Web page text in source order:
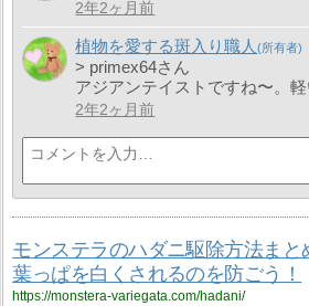
2年2ヶ月前
植物を愛する斑入り職人
> primex64さん
アジアンテイストですね〜。軽
2年2ヶ月前
モンステラのハダニ駆除方法まと
葉っぱを白くされるのを防ごう！
https://monstera-variegata.com/hadani/